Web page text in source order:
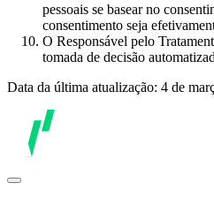
pessoais se basear no
consentimento seja
O Responsável pelo
tomada de decisão
Data da última atualização: 4 de